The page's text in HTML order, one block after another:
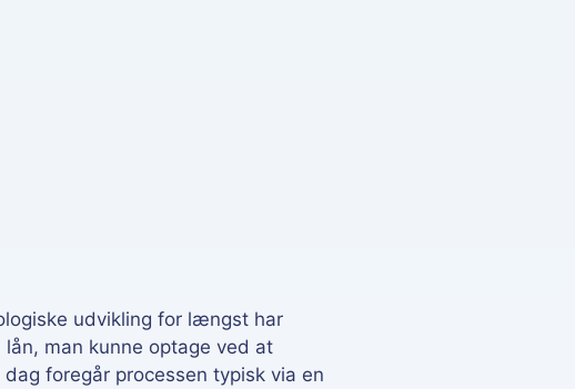
udvikling for længst har
man kunne optage ved at
foregår processen typisk via en